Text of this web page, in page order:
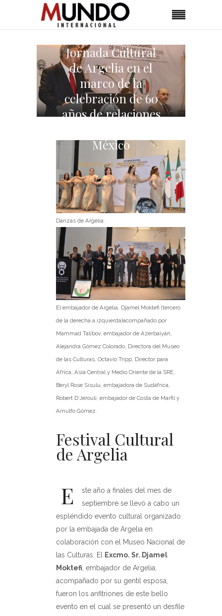
Jornada Cultural
de Argelia en el
marco de la
celebración de 60
años de relaciones
México
GENTE DE MUNDO
Danzas de Argelia.
El embajador de Argelia, Djamel Moktefi (tercero
de la derecha a izquierda)acompañado por
Mammad Talibov, embajador de Azerbaiyán,
Alejandra Gómez Colorado, Directora del Museo
de las Culturas, Octavio Tripp, Director para
África, Asia Central y Medio Oriente de la SRE,
Beryl Rose Sisulu, embajadora de Sudáfrica,
Robert D´Jerouli, embajador de Costa de Marfil y
Arnulfo Gómez.
Festival Cultural
de Argelia
E
ste año a finales del mes de
septiembre se llevó a cabo un
espléndido evento cultural organizado
por la embajada de Argelia en
colaboración con el Museo Nacional de
las Culturas. El
Excmo. Sr. Djamel
Moktefi , embajador de Argelia,
acompañado por su gentil esposa,
fueron los anfitriones de este bello
evento en el cual se presentó un desfile